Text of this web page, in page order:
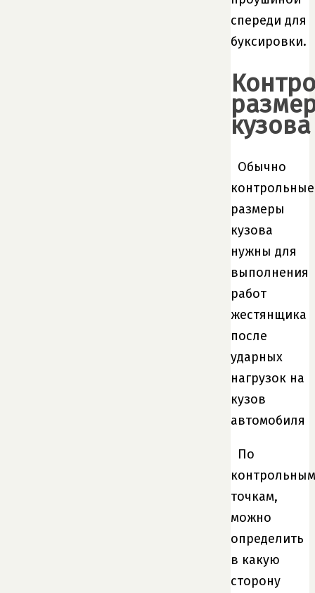
спереди для
буксировки.
кузова
Обычно
контрольные
размеры
кузова
нужны для
выполнения
работ
жестянщика
после
ударных
нагрузок на
кузов
автомобиля
По
контрольным
точкам,
можно
определить
в какую
сторону